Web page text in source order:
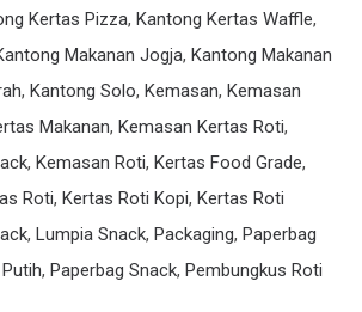
Kertas Pizza, Kantong Kertas Waffle,
Makanan Jogja, Kantong Makanan
, Kantong Solo, Kemasan, Kemasan
Makanan, Kemasan Kertas Roti,
, Kemasan Roti, Kertas Food Grade,
Roti, Kertas Roti Kopi, Kertas Roti
, Lumpia Snack, Packaging, Paperbag
, Paperbag Snack, Pembungkus Roti